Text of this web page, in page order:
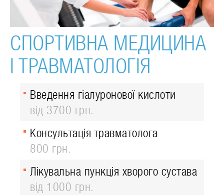
СПОРТИВНА МЕДИЦИНА
І ТРАВМАТОЛОГІЯ
Введення гіалуронової кислоти
від 3700 грн.
Консультація травматолога
800 грн.
Лікувальна пункція хворого сустава
від 1000 грн.